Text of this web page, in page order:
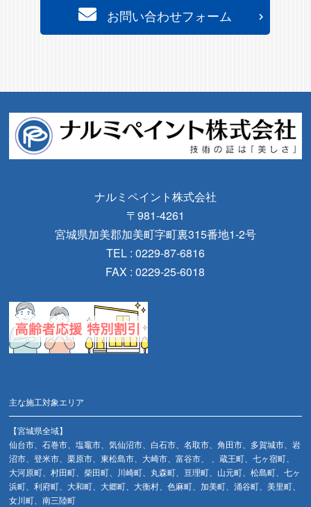
お問い合わせフォーム
ナルミペイント株式会社
〒981-4261
宮城県加美郡加美町字町裏315番地1-2号
TEL : 0229-87-6816
FAX : 0229-25-6018
主な施工対象エリア
【宮城県全域】
仙台市、石巻市、塩竈市、気仙沼市、白石市、名取市、角田市、多賀城市、岩
沼市、登米市、栗原市、東松島市、大崎市、富谷市、 、蔵王町、七ヶ宿町、
大河原町、村田町、柴田町、川崎町、丸森町、亘理町、山元町、松島町、七ヶ
浜町、利府町、大和町、大郷町、大衡村、色麻町、加美町、涌谷町、美里町、
女川町、南三陸町